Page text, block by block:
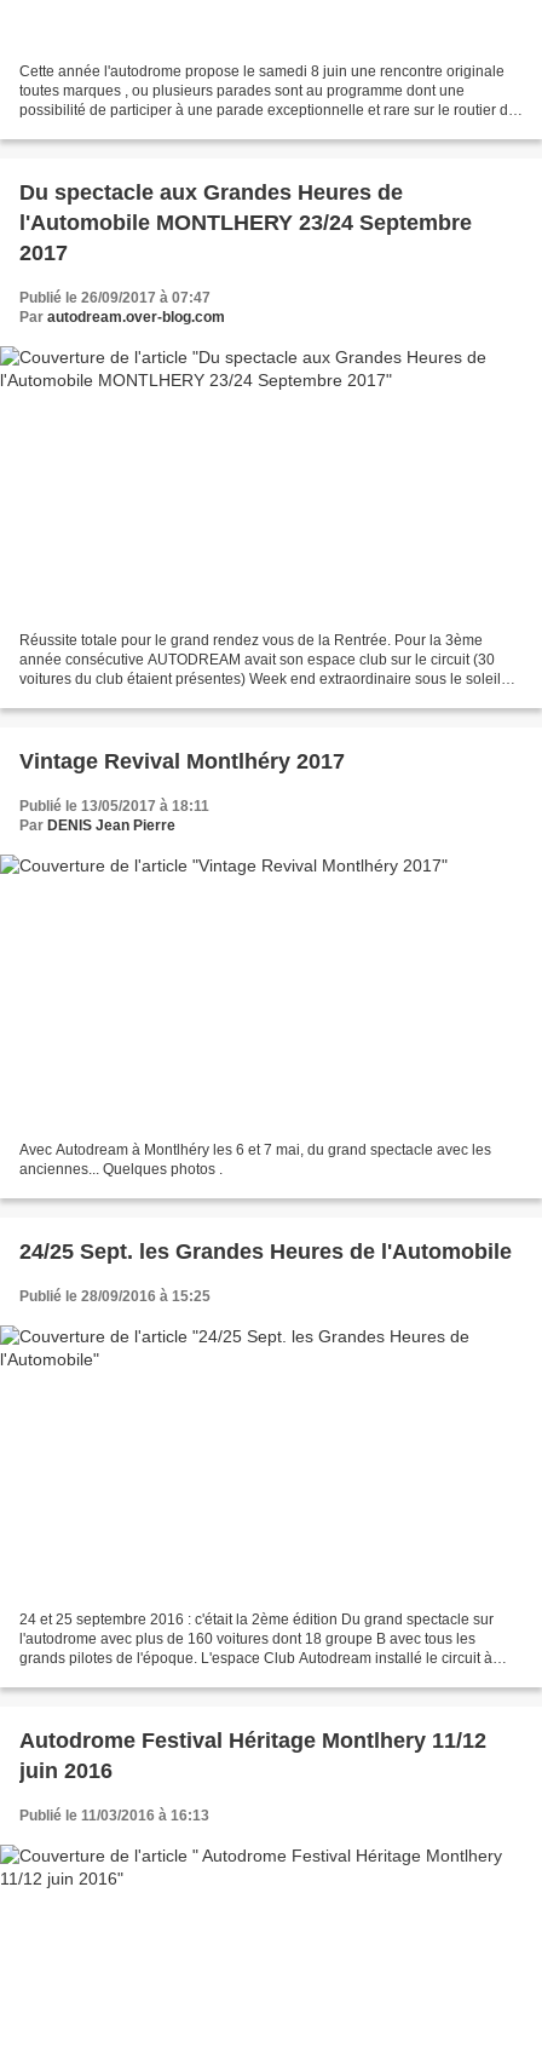
Cette année l'autodrome propose le samedi 8 juin une rencontre originale
toutes marques , ou plusieurs parades sont au programme dont une
possibilité de participer à une parade exceptionnelle et rare sur le routier de
Du spectacle aux Grandes Heures de
l'Automobile MONTLHERY 23/24 Septembre
2017
Publié le 26/09/2017 à 07:47
Par autodream.over-blog.com
Réussite totale pour le grand rendez vous de la Rentrée. Pour la 3ème
année consécutive AUTODREAM avait son espace club sur le circuit (30
voitures du club étaient présentes) Week end extraordinaire sous le soleil
Vintage Revival Montlhéry 2017
Publié le 13/05/2017 à 18:11
Par DENIS Jean Pierre
Avec Autodream à Montlhéry les 6 et 7 mai, du grand spectacle avec les
anciennes... Quelques photos .
24/25 Sept. les Grandes Heures de l'Automobile
Publié le 28/09/2016 à 15:25
24 et 25 septembre 2016 : c'était la 2ème édition Du grand spectacle sur
l'autodrome avec plus de 160 voitures dont 18 groupe B avec tous les
grands pilotes de l'époque. L'espace Club Autodream installé le circuit à
Autodrome Festival Héritage Montlhery 11/12
juin 2016
Publié le 11/03/2016 à 16:13